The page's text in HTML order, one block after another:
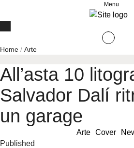
Menu
Home / Arte
All’asta 10
Salvador Dalí
un garage
Arte Cover
Published